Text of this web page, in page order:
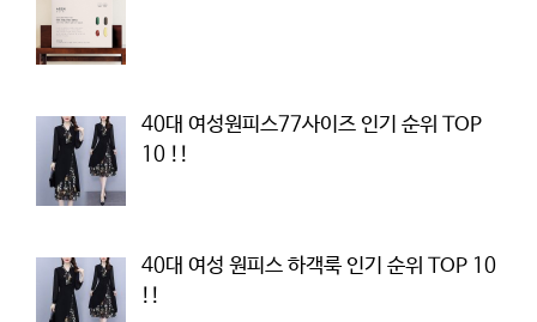
40대 여성원피스77사이즈 인기 순위 TOP
10 !!
40대 여성 원피스 하객룩 인기 순위 TOP 10
!!